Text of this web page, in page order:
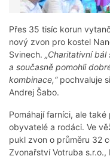
Přes 35 tisíc korun
nový zvon pro kostel
Svinech. „Charitativní
a současně pomohli
kombinace,“pochvaluje
Andrej Šabo.
Pomáhají farníci, ale
obyvatelé a rodáci. Ve
pukl zvon o průměru 32
Zvonařství Votruba